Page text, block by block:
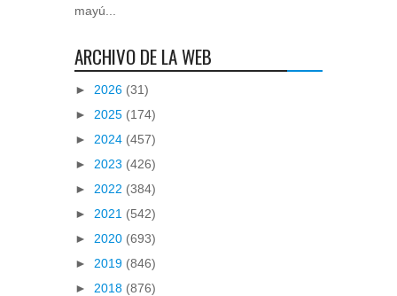
mayú...
ARCHIVO DE LA WEB
► 2026 (31)
► 2025 (174)
► 2024 (457)
► 2023 (426)
► 2022 (384)
► 2021 (542)
► 2020 (693)
► 2019 (846)
► 2018 (876)